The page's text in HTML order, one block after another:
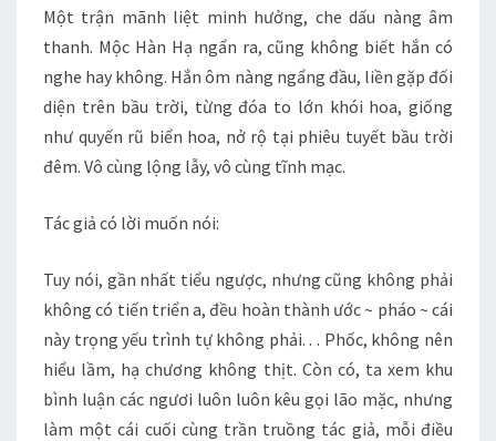
Một trận mãnh liệt minh hưởng, che dấu nàng âm
thanh. Mộc Hàn Hạ ngẩn ra, cũng không biết hắn có
nghe hay không. Hắn ôm nàng ngẩng đầu, liền gặp đối
diện trên bầu trời, từng đóa to lớn khói hoa, giống
như quyến rũ biển hoa, nở rộ tại phiêu tuyết bầu trời
đêm. Vô cùng lộng lẫy, vô cùng tĩnh mạc.
Tác giả có lời muốn nói:
Tuy nói, gần nhất tiểu ngược, nhưng cũng không phải
không có tiến triển a, đều hoàn thành ước ~ pháo ~ cái
này trọng yếu trình tự không phải. . . Phốc, không nên
hiểu lầm, hạ chương không thịt. Còn có, ta xem khu
bình luận các ngươi luôn luôn kêu gọi lão mặc, nhưng
làm một cái cuối cùng trần truồng tác giả, mỗi điều